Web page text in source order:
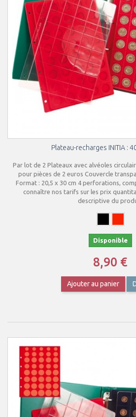
Plateau-recharges INITIA :
Par lot de 2 Plateaux avec alvéoles
pour pièces de 2 euros Couvercle
Format : 20,5 x 30 cm 4 perforations,
connaître nos tarifs sur les prix
descriptive du
Disponible
8,90 €
Ajouter au panier